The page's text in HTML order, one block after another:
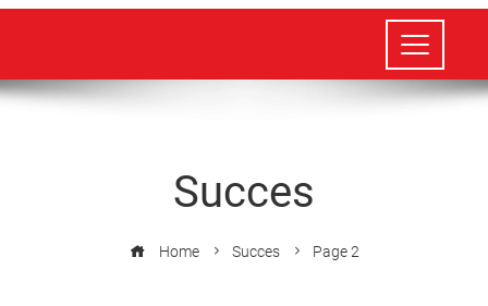
Succes
Home Succes Page 2